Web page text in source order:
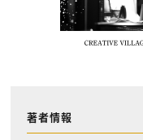
著者情報